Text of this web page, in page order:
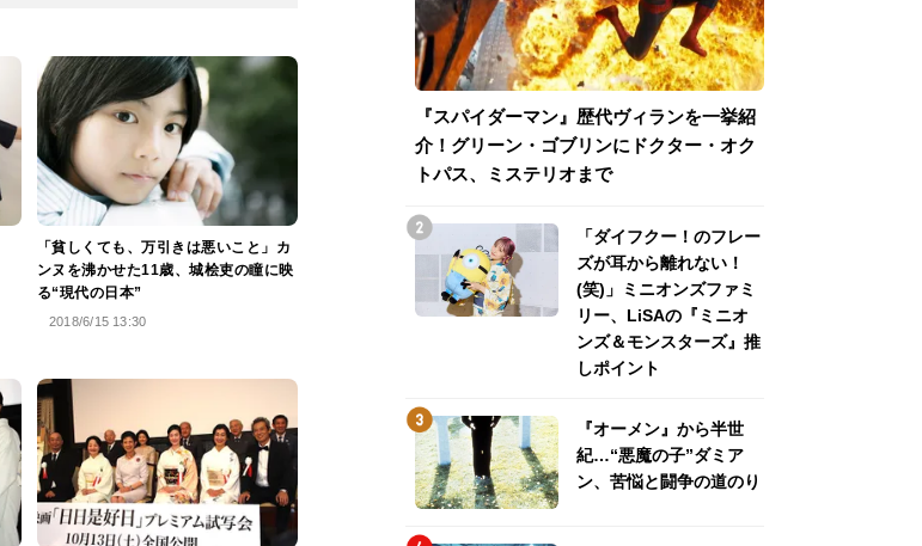
「貧しくても、万引きは悪いこと」カ
ンヌを沸かせた11歳、城桧吏の瞳に映
る“現代の日本”
2018/6/15 13:30
『スパイダーマン』歴代ヴィランを一挙紹
介！グリーン・ゴブリンにドクター・オク
トパス、ミステリオまで
「ダイフクー！のフレー
ズが耳から離れない！
(笑)」ミニオンズファミ
リー、LiSAの『ミニオ
ンズ＆モンスターズ』推
しポイント
『オーメン』から半世
紀…“悪魔の子”ダミア
ン、苦悩と闘争の道のり